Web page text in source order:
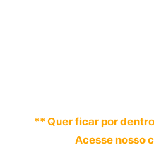
** Quer ficar por
Acesse nosso